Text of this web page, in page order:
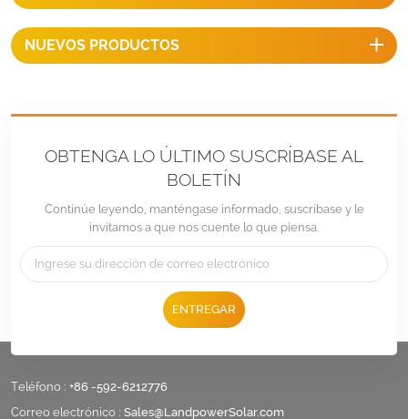
económica y rápida para
techos de metal.
NUEVOS PRODUCTOS
OBTENGA LO ÚLTIMO SUSCRÍBASE AL
BOLETÍN
Continúe leyendo, manténgase informado, suscríbase y le
invitamos a que nos cuente lo que piensa.
ENTREGAR
Teléfono : +86 -592-6212776
Correo electrónico : Sales@LandpowerSolar.com